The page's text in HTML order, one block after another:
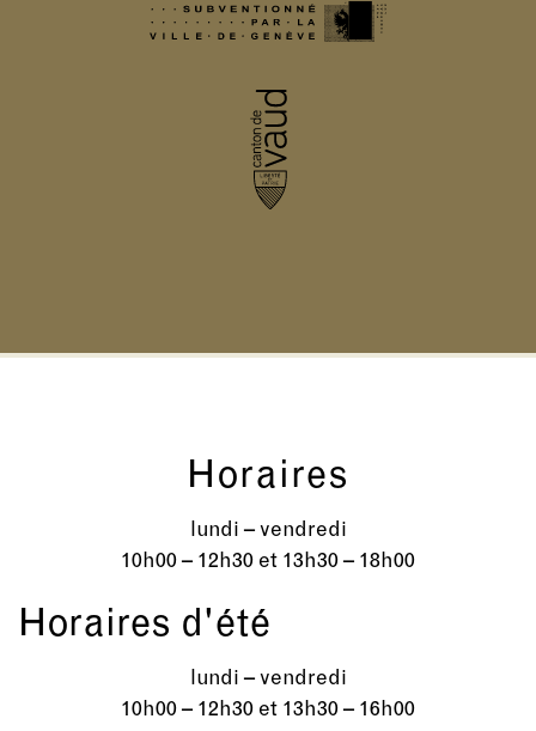
Horaires
lundi – vendredi
10h00 – 12h30 et 13h30 – 18h00
Horaires d'été
lundi – vendredi
10h00 – 12h30 et 13h30 – 16h00